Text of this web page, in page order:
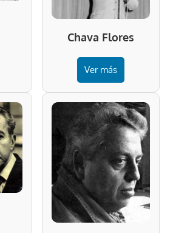
Chava Flores
Ver más